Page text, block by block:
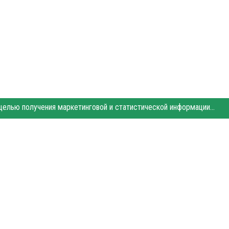
Этот сайт использует «cookies». Также сайт использует интернет-сервис для сбора технических данных касательно посетителей с целью получения маркетинговой и статистической информации. Условия обработки данных посетителей сайта см.